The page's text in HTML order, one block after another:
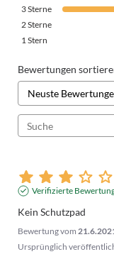
3Sterne
2Sterne
1Stern
Bewertungen
Verifizierte
Kein Schutzpad
Bewertung vom
Ursprünglich